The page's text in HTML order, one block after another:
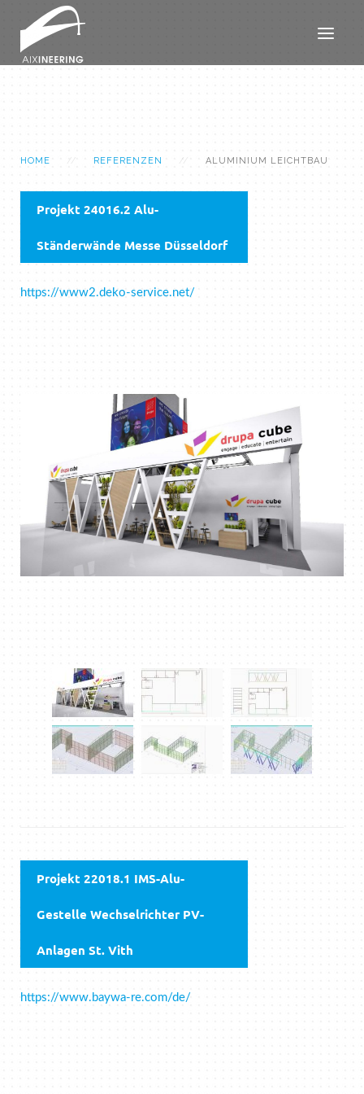
HOME REFERENZEN ALUMINIUM LEICHTBAU
Projekt 24016.2 Alu-
Ständerwände Messe Düsseldorf
https://www2.deko-service.net/
Projekt 22018.1 IMS-Alu-
Gestelle Wechselrichter PV-
Anlagen St. Vith
https://www.baywa-re.com/de/